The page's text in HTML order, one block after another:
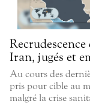
Iran, jugés et
Au cours des
pris pour cible au
malgré la crise